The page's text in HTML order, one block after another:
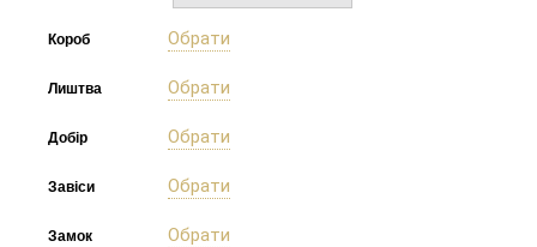
Короб Обрати
Лиштва Обрати
Добір Обрати
Завіси Обрати
Замок Обрати